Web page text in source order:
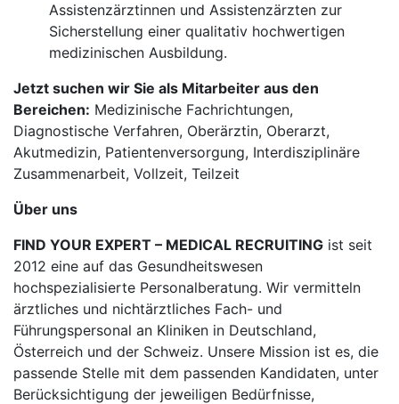
Assistenzärztinnen und Assistenzärzten zur
Sicherstellung einer qualitativ hochwertigen
medizinischen Ausbildung.
Jetzt suchen wir Sie als Mitarbeiter aus den
Bereichen: Medizinische Fachrichtungen,
Diagnostische Verfahren, Oberärztin, Oberarzt,
Akutmedizin, Patientenversorgung, Interdisziplinäre
Zusammenarbeit, Vollzeit, Teilzeit
Über uns
FIND YOUR EXPERT – MEDICAL RECRUITING ist seit
2012 eine auf das Gesundheitswesen
hochspezialisierte Personalberatung. Wir vermitteln
ärztliches und nichtärztliches Fach- und
Führungspersonal an Kliniken in Deutschland,
Österreich und der Schweiz. Unsere Mission ist es, die
passende Stelle mit dem passenden Kandidaten, unter
Berücksichtigung der jeweiligen Bedürfnisse,